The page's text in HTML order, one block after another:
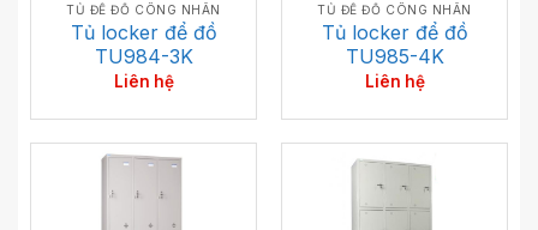
TỦ ĐỂ ĐỒ CÔNG NHÂN
Tủ locker để đồ
TU984-3K
Liên hệ
TỦ ĐỂ ĐỒ CÔNG NHÂN
Tủ locker để đồ
TU985-4K
Liên hệ